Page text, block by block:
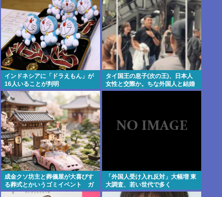
インドネシアに「ドラえもん」が
16人いることが判明
タイ国王の息子(次の王)、日本人
女性と交際か。ちな外国人と結婚
すれば継承権剥奪
成金クソ坊主と葬儀屋が大喜びす
る葬式とかいうゴミイベント ガ
チで高すぎると話題に
「外国人受け入れ反対」大幅増 東
大調査、若い世代で多く